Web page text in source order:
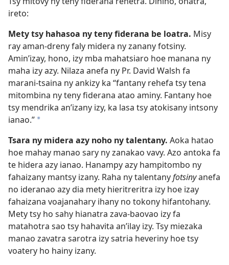
ireto:
Mety tsy hahasoa ny teny fiderana be loatra. Misy
ray aman-dreny faly midera ny zanany fotsiny.
Amin’izay, hono, izy mba mahatsiaro hoe manana ny
maha izy azy. Nilaza anefa ny Pr. David Walsh fa
marani-tsaina ny ankizy ka “fantany rehefa tsy tena
mitombina ny teny fiderana atao aminy. Fantany hoe
tsy mendrika an’izany izy, ka lasa tsy atokisany intsony
ianao.” *
Tsara ny midera azy noho ny talentany. Aoka hatao
hoe mahay manao sary ny zanakao vavy. Azo antoka fa
te hidera azy ianao. Hanampy azy hampitombo ny
fahaizany mantsy izany. Raha ny talentanyfotsinyanefa
no ideranao azy dia mety hieritreritra izy hoe izay
fahaizana voajanahary ihany no tokony hifantohany.
Mety tsy ho sahy hianatra zava-baovao izy fa
matahotra sao tsy hahavita an’ilay izy. Tsy miezaka
manao zavatra sarotra izy satria heveriny hoe tsy
voatery ho hainy izany.